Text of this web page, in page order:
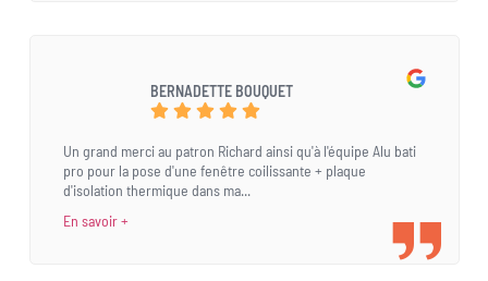
BERNADETTE BOUQUET
Un grand merci au patron Richard ainsi qu'à l'équipe Alu bati
pro pour la pose d'une fenêtre coilissante + plaque
d'isolation thermique dans ma...
En savoir +